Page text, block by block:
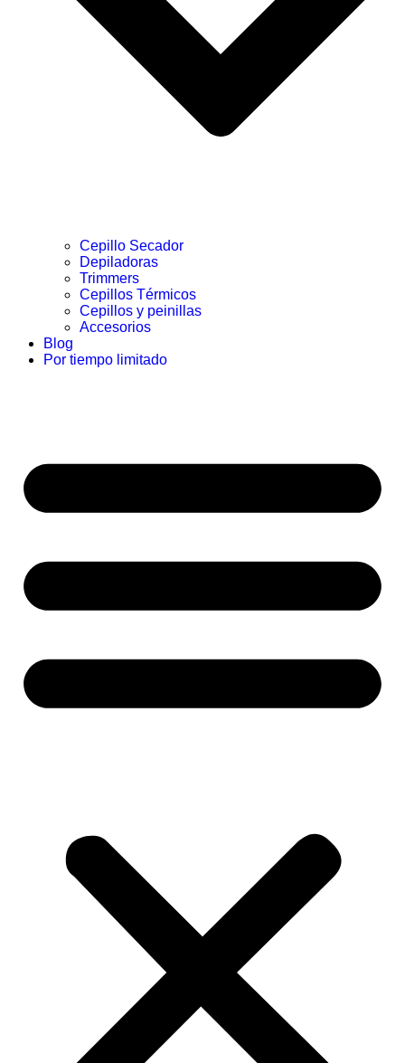
Cepillo Secador
Depiladoras
Trimmers
Cepillos Térmicos
Cepillos y peinillas
Accesorios
Blog
Por tiempo limitado